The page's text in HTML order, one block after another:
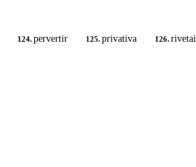
124.pervertir 125.privativa 126.